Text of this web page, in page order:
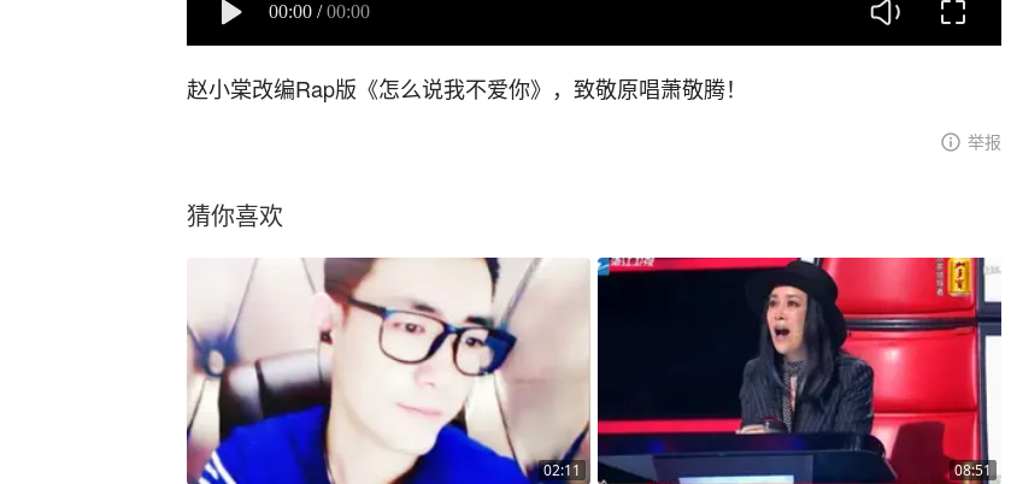
00:00 / 00:00
赵小棠改编Rap版《怎么说我不爱你》，致敬原唱萧敬腾！
举报
猜你喜欢
02:11 08:51